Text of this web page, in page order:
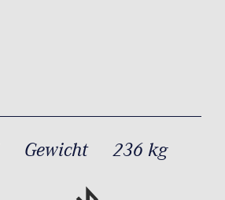
Gewicht 236 kg